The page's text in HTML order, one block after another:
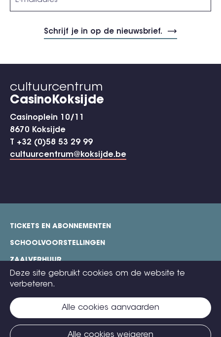
cultuurcentrum
CasinoKoksijde
Casinoplein 10/11
8670 Koksijde
T +32 (0)58 53 29 99
cultuurcentrum@koksijde.be
Deze site gebruikt cookies om de website te
verbeteren.
Alle cookies weigeren
Alle cookies aanvaarden
footer
TICKETS EN ABONNEMENTEN
SCHOOLVOORSTELLINGEN
ZAALVERHUUR
TECHNISCHE FICHES
CONTACT
TICKETS